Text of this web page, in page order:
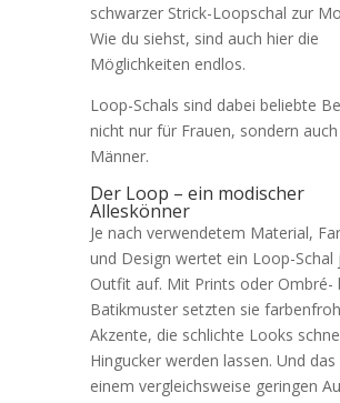
schwarzer Strick-Loopschal zur
Wie du siehst, sind auch hier die
Möglichkeiten endlos.
Loop-Schals sind dabei beliebte
nicht nur für Frauen, sondern
Männer.
Der Loop – ein modischer
Alleskönner
Je nach verwendetem Material,
und Design wertet ein Loop-Schal
Outfit auf. Mit Prints oder Ombré-
Batikmuster setzten sie
Akzente, die schlichte Looks
Hingucker werden lassen. Und
einem vergleichsweise geringen